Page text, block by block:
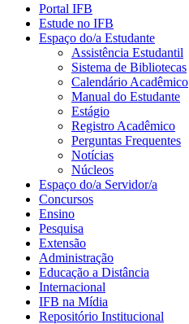
Portal IFB
Estude no IFB
Espaço do/a Estudante
Assistência Estudantil
Sistema de Bibliotecas
Calendário Acadêmico
Manual do Estudante
Estágio
Registro Acadêmico
Perguntas Frequentes
Notícias
Núcleos
Espaço do/a Servidor/a
Concursos
Ensino
Pesquisa
Extensão
Administração
Educação a Distância
Internacional
IFB na Mídia
Repositório Institucional